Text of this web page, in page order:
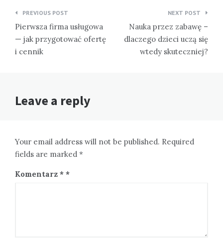
Nawigacja
wpisu
PREVIOUS POST
Pierwsza firma usługowa
— jak przygotować ofertę
i cennik
NEXT POST
Nauka przez zabawę –
dlaczego dzieci uczą się
wtedy skuteczniej?
Leave a reply
Your email address will not be published. Required
fields are marked *
Komentarz *